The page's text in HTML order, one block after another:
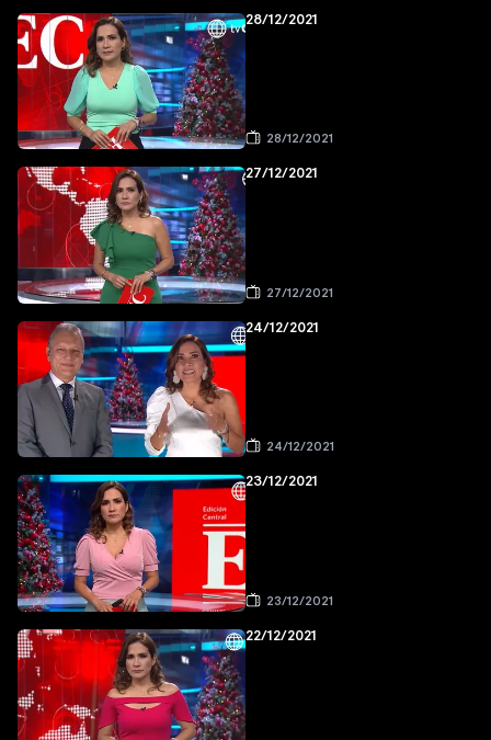
28/12/2021
28/12/2021
27/12/2021
27/12/2021
24/12/2021
24/12/2021
23/12/2021
23/12/2021
22/12/2021